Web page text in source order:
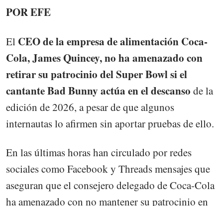
POR EFE
El CEO de la empresa de alimentación Coca-
Cola, James Quincey, no ha amenazado con
retirar su patrocinio del Super Bowl si el
cantante Bad Bunny actúa en el descanso de la
edición de 2026, a pesar de que algunos
internautas lo afirmen sin aportar pruebas de ello.
En las últimas horas han circulado por redes
sociales como Facebook y Threads mensajes que
aseguran que el consejero delegado de Coca-Cola
ha amenazado con no mantener su patrocinio en